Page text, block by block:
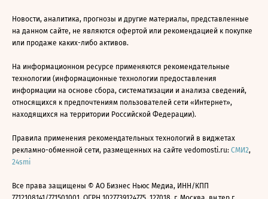
Новости, аналитика, прогнозы и другие материалы, представленные
на данном сайте, не являются офертой или рекомендацией к покупке
или продаже каких-либо активов.
На информационном ресурсе применяются рекомендательные
технологии (информационные технологии предоставления
информации на основе сбора, систематизации и анализа сведений,
относящихся к предпочтениям пользователей сети «Интернет»,
находящихся на территории Российской Федерации).
Правила применения рекомендательных технологий в виджетах
рекламно-обменной сети, размещенных на сайте vedomosti.ru: СМИ2,
24smi
Все права защищены © АО Бизнес Ньюс Медиа, ИНН/КПП